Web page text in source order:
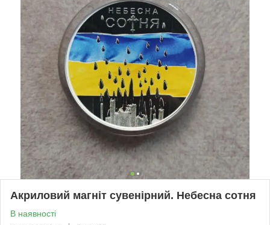
Акриловий магніт сувенірний. Небесна сотня
В наявності